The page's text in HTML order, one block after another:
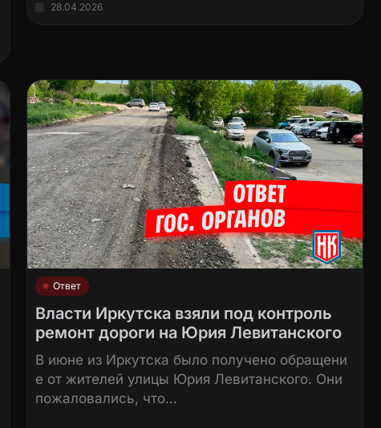
28.04.2026
Ответ
Власти Иркутска взяли под контроль
ремонт дороги на Юрия Левитанского
В июне из Иркутска было получено обращени
е от жителей улицы Юрия Левитанского. Они
пожаловались, что…